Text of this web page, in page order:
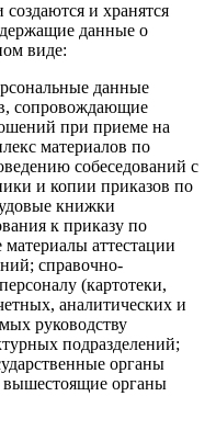
и хранятся
данные о
виде:
данные
сопровождающие
при приеме на
материалов по
собеседований с
и копии приказов по
книжки
к приказу по
аттестации
справочно-
(картотеки,
аналитических и
руководству
подразделений;
органы
вышестоящие органы